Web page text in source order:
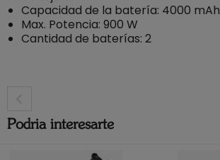
Capacidad de la batería: 4000 mAh
Max. Potencia: 900 W
Cantidad de baterías: 2
Podria interesarte